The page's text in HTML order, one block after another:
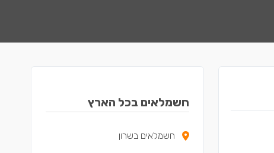
חשמלאים בכל הארץ
חשמלאים בשרון